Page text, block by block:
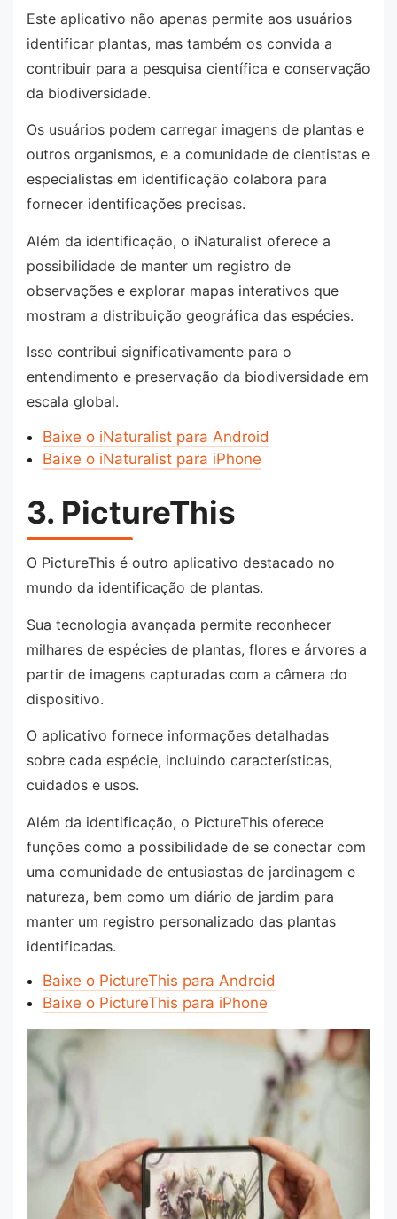
Este aplicativo não apenas permite aos usuários
identificar plantas, mas também os convida a
contribuir para a pesquisa científica e conservação
da biodiversidade.
Os usuários podem carregar imagens de plantas e
outros organismos, e a comunidade de cientistas e
especialistas em identificação colabora para
fornecer identificações precisas.
Além da identificação, o iNaturalist oferece a
possibilidade de manter um registro de
observações e explorar mapas interativos que
mostram a distribuição geográfica das espécies.
Isso contribui significativamente para o
entendimento e preservação da biodiversidade em
escala global.
Baixe o iNaturalist para Android
Baixe o iNaturalist para iPhone
3. PictureThis
O PictureThis é outro aplicativo destacado no
mundo da identificação de plantas.
Sua tecnologia avançada permite reconhecer
milhares de espécies de plantas, flores e árvores a
partir de imagens capturadas com a câmera do
dispositivo.
O aplicativo fornece informações detalhadas
sobre cada espécie, incluindo características,
cuidados e usos.
Além da identificação, o PictureThis oferece
funções como a possibilidade de se conectar com
uma comunidade de entusiastas de jardinagem e
natureza, bem como um diário de jardim para
manter um registro personalizado das plantas
identificadas.
Baixe o PictureThis para Android
Baixe o PictureThis para iPhone